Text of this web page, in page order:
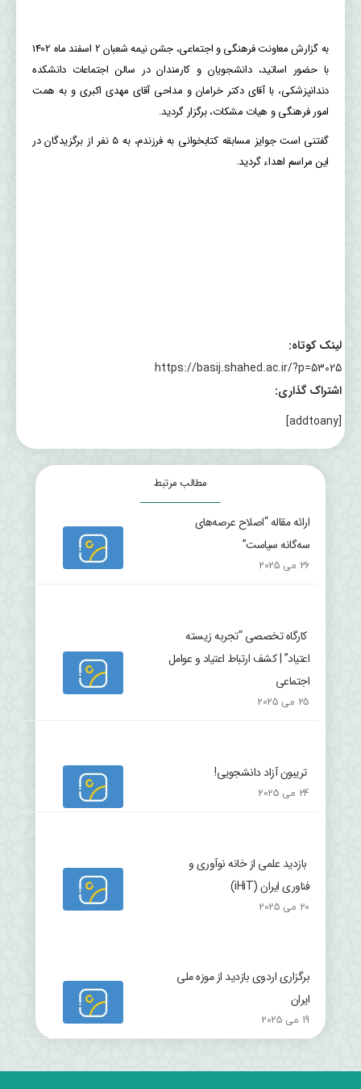
به گزارش معاونت فرهنگی و اجتماعی، جشن نیمه شعبان 2 اسفند ماه 1402
با حضور اساتید، دانشجویان و کارمندان در سالن اجتماعات دانشکده
دندانپزشکی، با آقای دکتر خرامان و مداحی آقای مهدی اکبری و به همت
امور فرهنگی و هیات مشکات، برگزار گردید.
گفتنی است جوایز مسابقه کتابخوانی به فرزندم، به ۵ نفر از برگزیدگان در
این مراسم اهداء گردید.
لینک کوتاه:
https://basij.shahed.ac.ir/?p=53025
اشتراک گذاری:
[addtoany]
مطالب مرتبط
ارائه مقاله “اصلاح عرصه‌های
سه‌گانه سیاست”
26 می 2025
کارگاه تخصصی “تجربه زیسته
اعتیاد” | کشف ارتباط اعتیاد و عوامل
اجتماعی
25 می 2025
تریبون آزاد دانشجویی!
24 می 2025
بازدید علمی از خانه نوآوری و
فناوری ایران (iHiT)
20 می 2025
برگزاری اردوی بازدید از موزه ملی
ایران
19 می 2025